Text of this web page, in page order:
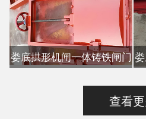
娄底拱形机闸一体铸铁闸门
查看